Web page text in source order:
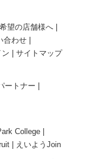
望の店舗様へ
合わせ
サイトマップ
ートナー
College
えいようJoin